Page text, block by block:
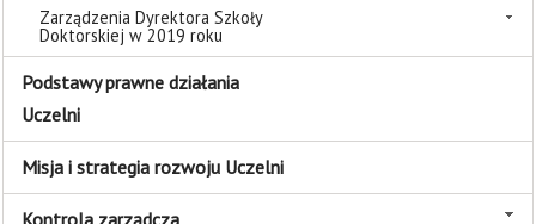
Zarządzenia Dyrektora Szkoły
Doktorskiej w 2019 roku
Podstawy prawne działania
Uczelni
Misja i strategia rozwoju Uczelni
Kontrola zarządcza